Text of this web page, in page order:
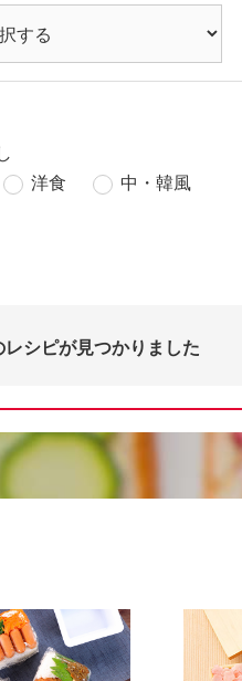
洋食
中・韓風
レシピが見つかりました